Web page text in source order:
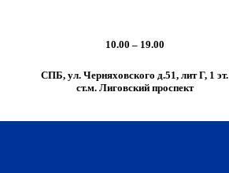
10.00 – 19.00
СПБ, ул. Черняховского д.51, лит Г, 1 эт.
cт.м. Лиговский проспект